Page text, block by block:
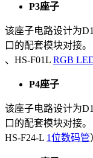
P3座子
该座子电路设计为
口的配套模块对接
、HS-F01L RGB
P4座子
该座子电路设计为
口的配套模块对接
HS-F24-L 1位数码管